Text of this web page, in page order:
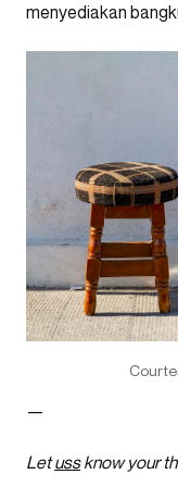
menyediakan
—
Letussknow your